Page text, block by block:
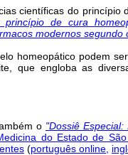
científicas do
princípio de cura
modernos segundo
homeopático podem
que engloba as
o "Dossiê
do Estado de
(português online